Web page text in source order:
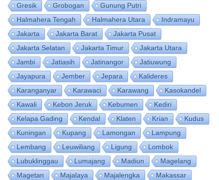
Gresik
Grobogan
Gunung Putri
Halmahera Tengah
Halmahera Utara
Indramayu
Jakarta
Jakarta Barat
Jakarta Pusat
Jakarta Selatan
Jakarta Timur
Jakarta Utara
Jambi
Jatiasih Jatinangor
Jatiuwung
Jayapura
Jember Jepara
Kalideres
Karanganyar
Karawaci Karawang
Kasokandel
Kawali
Kebon Jeruk Kebumen
Kediri
Kelapa Gading
Kendal Klaten Krian
Kudus
Kuningan
Kupang Lamongan
Lampung
Lembang
Leuwiliang Ligung
Lombok
Lubuklinggau
Lumajang Madiun
Magelang
Magetan
Majalaya Majalengka
Makassar